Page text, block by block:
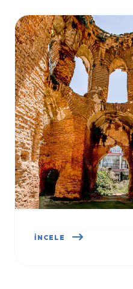
KARA KİLİSE
İNCELE